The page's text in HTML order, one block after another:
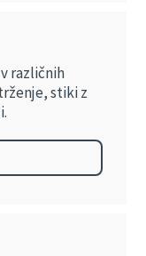
različnih
stiki z